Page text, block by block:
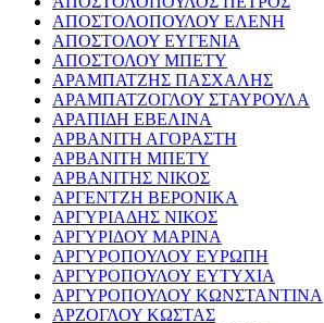
ΑΠΟΣΤΟΛΟΠΟΥΛΟΥ ΕΛΕΝΗ
ΑΠΟΣΤΟΛΟΥ ΕΥΓΕΝΙΑ
ΑΠΟΣΤΟΛΟΥ ΜΠΕΤΥ
ΑΡΑΜΠΑΤΖΗΣ ΠΑΣΧΑΛΗΣ
ΑΡΑΜΠΑΤΖΟΓΛΟΥ ΣΤΑΥΡΟΥΛΑ
ΑΡΑΠΙΔΗ ΕΒΕΛΙΝΑ
ΑΡΒΑΝΙΤΗ ΑΓΟΡΑΣΤΗ
ΑΡΒΑΝΙΤΗ ΜΠΕΤΥ
ΑΡΒΑΝΙΤΗΣ ΝΙΚΟΣ
ΑΡΓΕΝΤΖΗ ΒΕΡΟΝΙΚΑ
ΑΡΓΥΡΙΑΔΗΣ ΝΙΚΟΣ
ΑΡΓΥΡΙΔΟΥ ΜΑΡΙΝΑ
ΑΡΓΥΡΟΠΟΥΛΟΥ ΕΥΡΩΠΗ
ΑΡΓΥΡΟΠΟΥΛΟΥ ΕΥΤΥΧΙΑ
ΑΡΓΥΡΟΠΟΥΛΟΥ ΚΩΝΣΤΑΝΤΙΝΑ
ΑΡΖΟΓΛΟΥ ΚΩΣΤΑΣ